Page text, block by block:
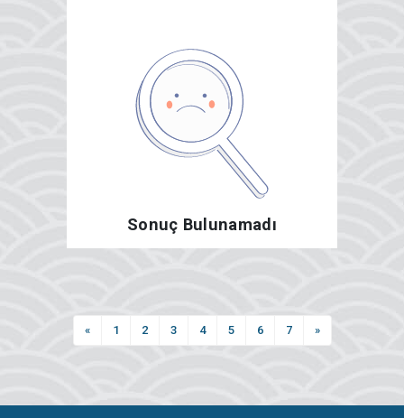
Sonuç Bulunamadı
« 1 2 3 4 5 6 7 »